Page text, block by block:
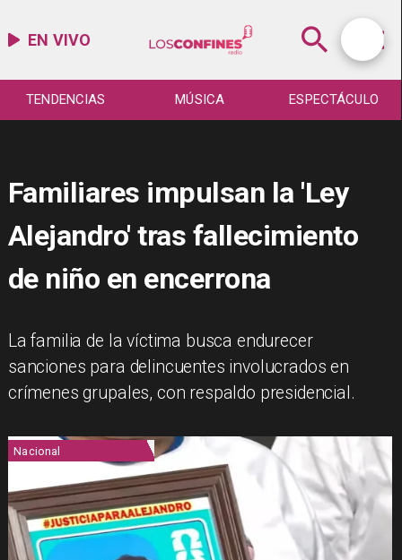
EN VIVO
TENDENCIAS MÚSICA ESPECTÁCULO
Familiares impulsan la 'Ley
Alejandro' tras fallecimiento
de niño en encerrona
La familia de la víctima busca endurecer
sanciones para delincuentes involucrados en
crímenes grupales, con respaldo presidencial.
Nacional